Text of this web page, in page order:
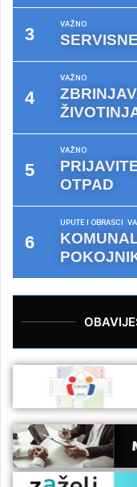
VAŽNO
VAŽNO
VAŽNO
OTPAD
UPUTE I OBRASCI